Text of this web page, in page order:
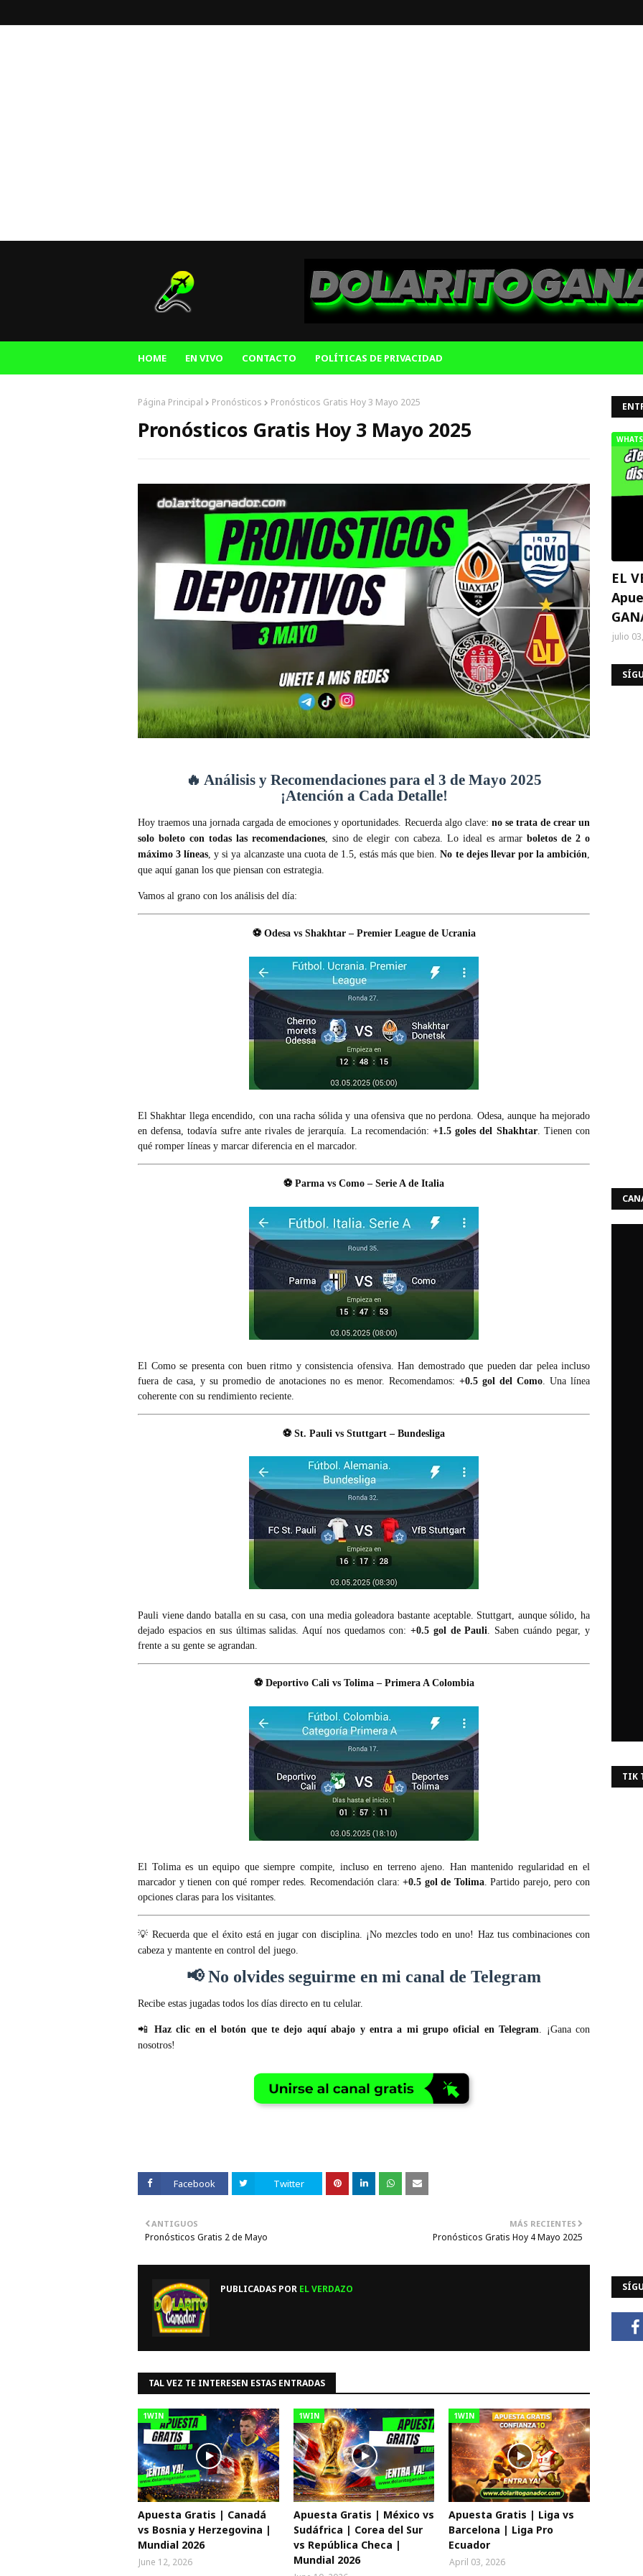
HOME EN VIVO CONTACTO POLÍTICAS DE PRIVACIDAD
Página Principal Pronósticos Pronósticos Gratis Hoy 3 Mayo 2025
Pronósticos Gratis Hoy 3 Mayo 2025
🔥 Análisis y Recomendaciones para el 3 de Mayo 2025
¡Atención a Cada Detalle!
Hoy traemos una jornada cargada de emociones y oportunidades. Recuerda algo clave: no se trata de crear un
solo boleto con todas las recomendaciones, sino de elegir con cabeza. Lo ideal es armar boletos de 2 o
máximo 3 líneas, y si ya alcanzaste una cuota de 1.5, estás más que bien.No te dejes llevar por la ambición,
que aquí ganan los que piensan con estrategia.
Vamos al grano con los análisis del día:
⚽ Odesa vs Shakhtar – Premier League de Ucrania
El Shakhtar llega encendido, con una racha sólida y una ofensiva que no perdona. Odesa, aunque ha mejorado
en defensa, todavía sufre ante rivales de jerarquía. La recomendación: +1.5 goles del Shakhtar. Tienen con
qué romper líneas y marcar diferencia en el marcador.
⚽ Parma vs Como – Serie A de Italia
El Como se presenta con buen ritmo y consistencia ofensiva. Han demostrado que pueden dar pelea incluso
fuera de casa, y su promedio de anotaciones no es menor. Recomendamos: +0.5 gol del Como. Una línea
coherente con su rendimiento reciente.
⚽ St. Pauli vs Stuttgart – Bundesliga
Pauli viene dando batalla en su casa, con una media goleadora bastante aceptable. Stuttgart, aunque sólido, ha
dejado espacios en sus últimas salidas. Aquí nos quedamos con: +0.5 gol de Pauli. Saben cuándo pegar, y
frente a su gente se agrandan.
⚽ Deportivo Cali vs Tolima – Primera A Colombia
El Tolima es un equipo que siempre compite, incluso en terreno ajeno. Han mantenido regularidad en el
marcador y tienen con qué romper redes. Recomendación clara:+0.5 gol de Tolima. Partido parejo, pero con
opciones claras para los visitantes.
💡 Recuerda que el éxito está en jugar con disciplina. ¡No mezcles todo en uno! Haz tus combinaciones con
cabeza y mantente en control del juego.
📢No olvides seguirme en mi canal de Telegram
Recibe estas jugadas todos los días directo en tu celular.
📲 Haz clic en el botón que te dejo aquí abajo y entra a mi grupo oficial en Telegram. ¡Gana con
nosotros!
Facebook Twitter
MÁS RECIENTES
Pronósticos Gratis Hoy 4 Mayo 2025
ANTIGUOS
Pronósticos Gratis 2 de Mayo
PUBLICADAS POR EL VERDAZO
TAL VEZ TE INTERESEN ESTAS ENTRADAS
1WIN
Apuesta Gratis | Canadá
vs Bosnia y Herzegovina |
Mundial 2026
June 12, 2026
1WIN
Apuesta Gratis | México vs
Sudáfrica | Corea del Sur
vs República Checa |
Mundial 2026
1WIN
Apuesta Gratis | Liga vs
Barcelona | Liga Pro
Ecuador
April 03, 2026
EL
julio
TIK